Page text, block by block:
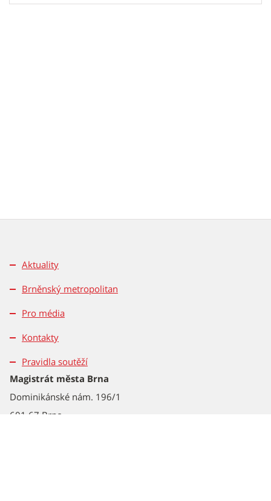
Aktuality
Brněnský metropolitan
Pro média
Kontakty
Pravidla soutěží
Magistrát města Brna
Dominikánské nám. 196/1
601 67 Brno